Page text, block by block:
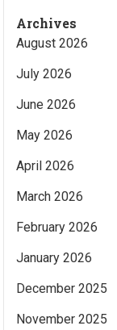
Archives
August 2026
July 2026
June 2026
May 2026
April 2026
March 2026
February 2026
January 2026
December 2025
November 2025